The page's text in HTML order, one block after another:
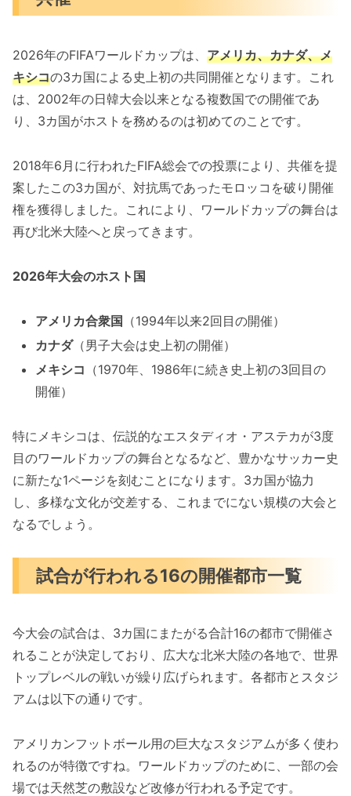
2026年のFIFAワールドカップは、 アメリカ、カナダ、メ
キシコの3カ国による史上初の共同開催となります。これ
は、2002年の日韓大会以来となる複数国での開催であ
り、3カ国がホストを務めるのは初めてのことです。
2018年6月に行われたFIFA総会での投票により、共催を提
案したこの3カ国が、対抗馬であったモロッコを破り開催
権を獲得しました。これにより、ワールドカップの舞台は
再び北米大陸へと戻ってきます。
2026年大会のホスト国
アメリカ合衆国 （1994年以来2回目の開催）
カナダ（男子大会は史上初の開催）
メキシコ （1970年、1986年に続き史上初の3回目の
開催）
特にメキシコは、伝説的なエスタディオ・アステカが3度
目のワールドカップの舞台となるなど、豊かなサッカー史
に新たな1ページを刻むことになります。3カ国が協力
し、多様な文化が交差する、これまでにない規模の大会と
なるでしょう。
試合が行われる16の開催都市一覧
今大会の試合は、3カ国にまたがる合計16の都市で開催さ
れることが決定しており、広大な北米大陸の各地で、世界
トップレベルの戦いが繰り広げられます。各都市とスタジ
アムは以下の通りです。
アメリカンフットボール用の巨大なスタジアムが多く使わ
れるのが特徴ですね。ワールドカップのために、一部の会
場では天然芝の敷設など改修が行われる予定です。